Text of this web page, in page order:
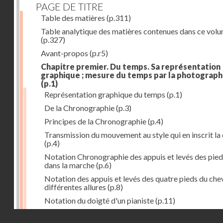
PAGE DE TITRE
Table des matières (p.311)
Table analytique des matières contenues dans ce
(p.327)
Avant-propos (p.r5)
Chapitre premier. Du temps. Sa représentation
graphique ; mesure du temps par la
(p.1)
Représentation graphique du temps (p.1)
De la Chronographie(p.3)
Principes de la Chronographie(p.4)
Transmission du mouvement au style qui en inscrit la
(p.4)
Notation Chronographie des appuis et levés des
dans la marche(p.6)
Notation des appuis et levés des quatre pieds du
différentes allures (p.8)
Notation du doigté d'un pianiste(p.11)